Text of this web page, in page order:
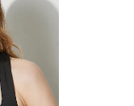
di comfort e stile che
che apprezzano sia